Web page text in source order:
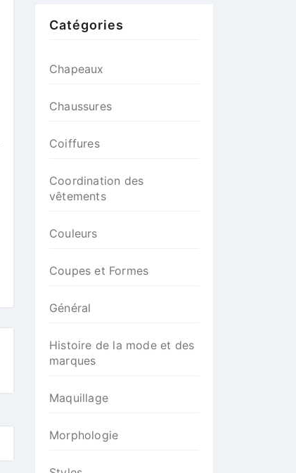
Catégories
Chapeaux
Chaussures
Coiffures
Coordination des
vêtements
Couleurs
Coupes et Formes
Général
Histoire de la mode et des
marques
Maquillage
Morphologie